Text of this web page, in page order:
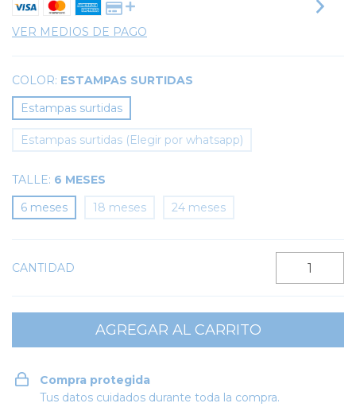
VER MEDIOS DE PAGO
COLOR: ESTAMPAS SURTIDAS
Estampas surtidas
Estampas surtidas (Elegir por whatsapp)
TALLE: 6 MESES
6 meses
18 meses 24 meses
CANTIDAD
Compra protegida
Tus datos cuidados durante toda la compra.